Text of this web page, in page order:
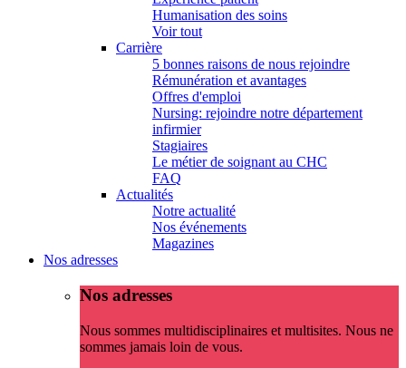
Humanisation des soins
Voir tout
Carrière
5 bonnes raisons de nous rejoindre
Rémunération et avantages
Offres d'emploi
Nursing: rejoindre notre département
infirmier
Stagiaires
Le métier de soignant au CHC
FAQ
Actualités
Notre actualité
Nos événements
Magazines
Nos adresses
Nos adresses
Nous sommes multidisciplinaires et multisites. Nous ne
sommes jamais loin de vous.